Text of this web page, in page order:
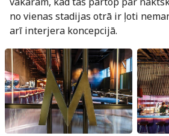
no vienas stadijas otrā ir ļoti
arī interjera koncepcijā.